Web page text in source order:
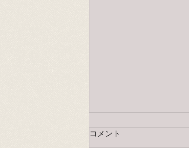
コメント